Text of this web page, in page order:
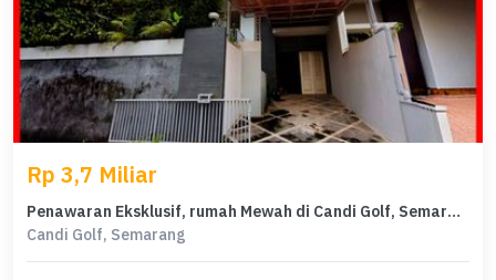
Rp 3,7 Miliar
Penawaran Eksklusif, rumah Mewah di Candi Golf, Semarang, LB 250m²
Candi Golf, Semarang